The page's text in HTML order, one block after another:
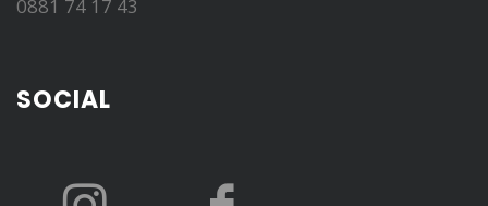
0881 74 17 43
SOCIAL